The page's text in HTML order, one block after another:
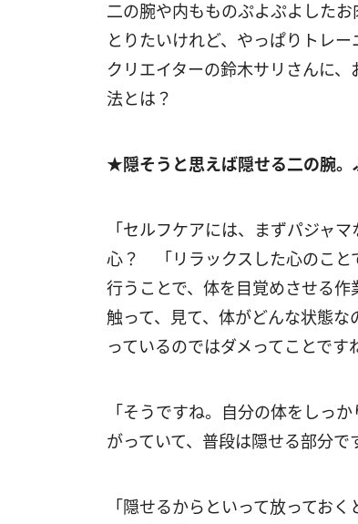
二の腕や内もものぷよぷよした
とりたいけれど、やっぱりトレ
クリエイターの鈴木サリさんに
法とは？
★隠そうと思えば隠せる二の腕。
「セルフケアには、まずパジャ
心？ 「リラックスした心のこと
行うことで、体を目覚めさせる
触って、見て、体がどんな状態
っているのではダメってことです
「そうですね。自分の体をしっ
がっていて、普段は隠せる部分で
「隠せるからといって放ってお